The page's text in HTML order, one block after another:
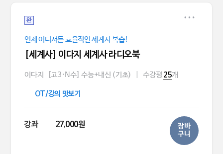
완
언제 어디서든 효율적인 세계사 복습!
[세계사] 이다지 세계사 라디오북
이다지 [고3·N수] 수능+내신 (기초) 수강평 25개
OT/강의 맛보기
강좌 27,000원
장바
구니